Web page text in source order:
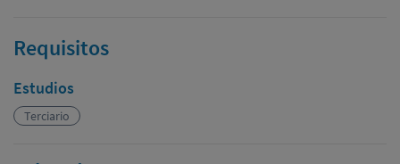
Requisitos
Estudios
Terciario